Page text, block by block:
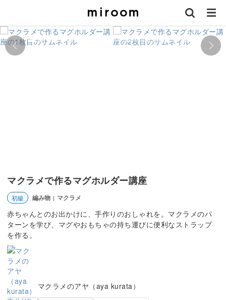
マクラメで作るマグホルダー講座
初級 編み物 | マクラメ
赤ちゃんとのお出かけに、手作りのおしゃれを。マクラメのパ
ターンを学び、マグやおもちゃの持ち運びに便利なストラップ
を作る。
マクラメのアヤ（aya kurata）